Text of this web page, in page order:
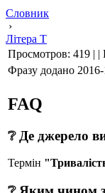
Словник
›
Літера Т
Просмотров: 419 | |
Фразу додано
FAQ
❔ Де джерело
Термін